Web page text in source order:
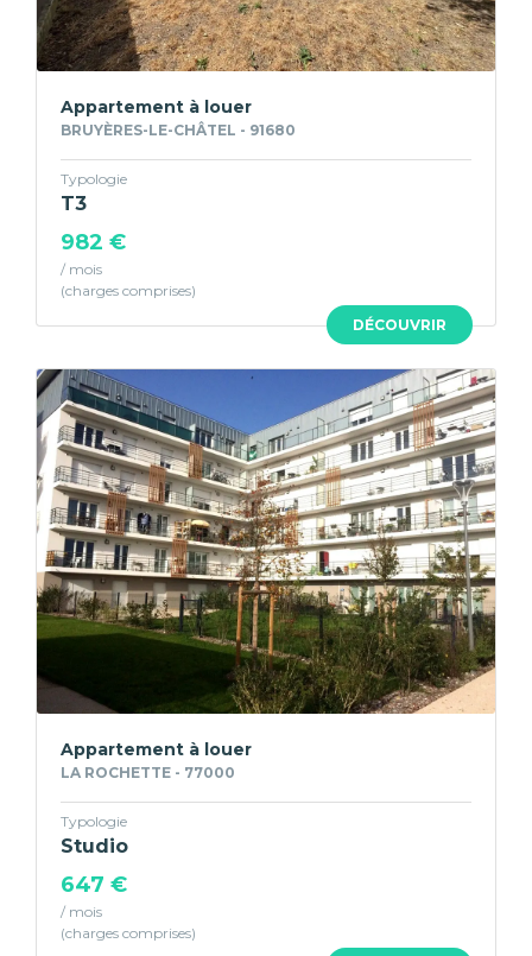
DÉCOUVRIR
Appartement à louer
BRUYÈRES-LE-CHÂTEL - 91680
Typologie
T3
982 €
/ mois
Appartement à louer
LA ROCHETTE - 77000
Typologie
Studio
647 €
/ mois